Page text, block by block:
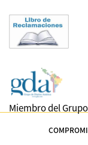
Miembro del